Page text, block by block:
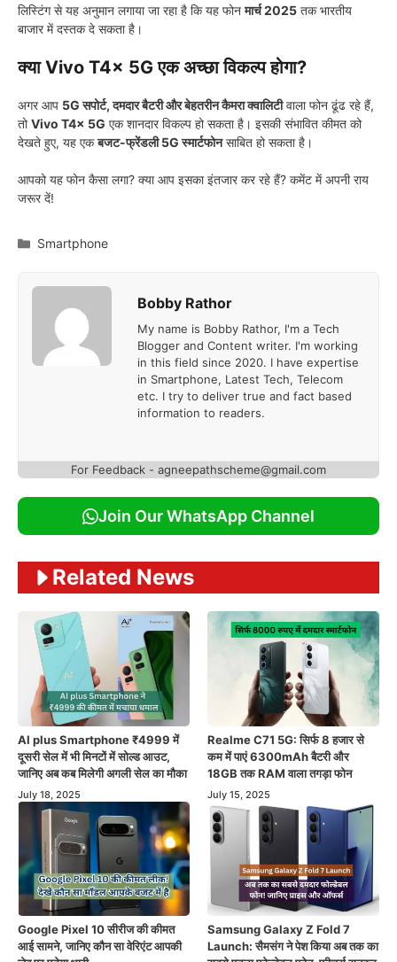
लिस्टिंग से यह अनुमान लगाया जा रहा है कि यह फोनमार्च 2025 तक भारतीय
बाजार में दस्तक दे सकता है।
क्या Vivo T4x 5G एक अच्छा विकल्प होगा?
अगर आप 5G सपोर्ट, दमदार बैटरी और बेहतरीन कैमरा क्वालिटीवाला फोन ढूंढ रहे हैं,
तोVivo T4x 5G एक शानदार विकल्प हो सकता है। इसकी संभावित कीमत को
देखते हुए, यह एकबजट-फ्रेंडली 5G स्मार्टफोनसाबित हो सकता है।
आपको यह फोन कैसा लगा? क्या आप इसका इंतजार कर रहे हैं? कमेंट में अपनी राय
जरूर दें!
Categories
Smartphone
Bobby Rathor
My name is Bobby Rathor, I'm a Tech
Blogger and Content writer. I'm working
in this field since 2020. I have expertise
in Smartphone, Latest Tech, Telecom
etc. I try to deliver true and fact based
information to readers.
For Feedback - agneepathscheme@gmail.com
Join Our WhatsApp Channel
Related News
AI plus Smartphone ₹4999 में
दूसरी सेल में भी मिनटों में सोल्ड आउट,
जानिए अब कब मिलेगी अगली सेल का मौका
July 18, 2025
Realme C71 5G: सिर्फ 8 हजार से
कम में पाएं 6300mAh बैटरी और
18GB तक RAM वाला तगड़ा फोन
July 15, 2025
Google Pixel 10 सीरीज की कीमत
आई सामने, जानिए कौन सा वेरिएंट आपकी
Samsung Galaxy Z Fold 7
Launch: सैमसंग ने पेश किया अब तक का